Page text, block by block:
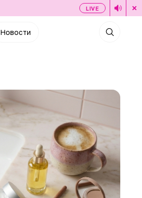
Новости
LIVE